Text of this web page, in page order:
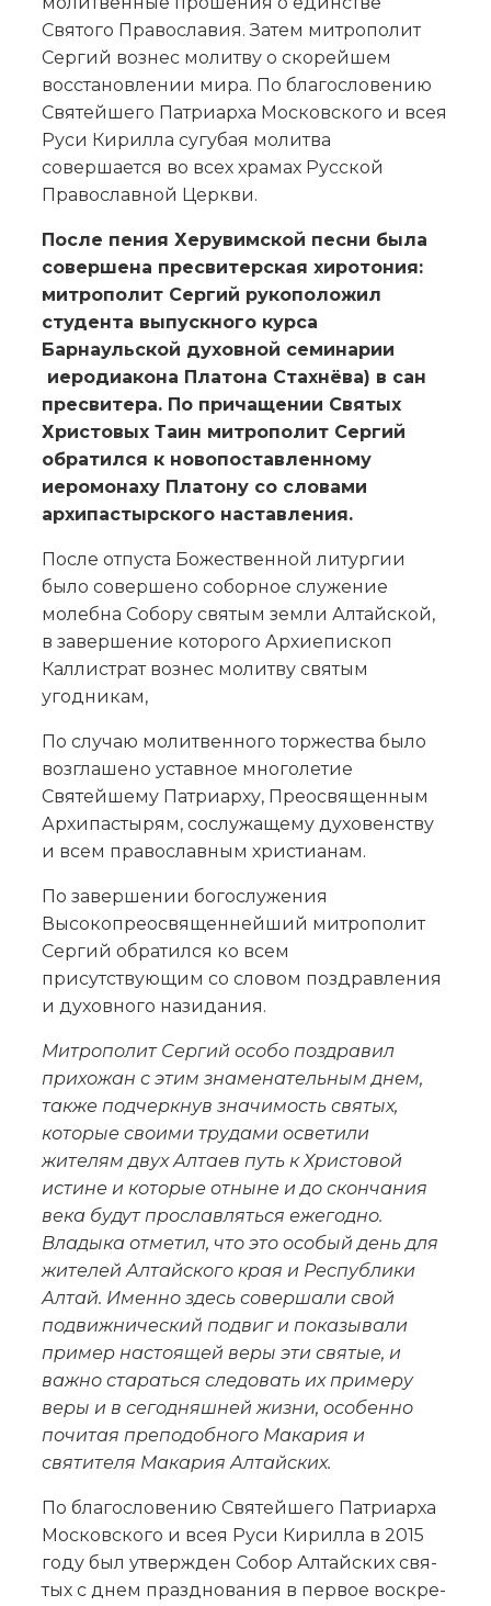
Святого Православия. Затем митрополит
Сергий вознес молитву о скорейшем
восстановлении мира. По благословению
Святейшего Патриарха Московского и всея
Руси Кирилла сугубая молитва
совершается во всех храмах Русской
Православной Церкви.
После пения Херувимской песни была
совершена пресвитерская хиротония:
митрополит Сергий рукоположил
студента выпускного курса
Барнаульской духовной семинарии
иеродиакона Платона Стахнёва) в сан
пресвитера. По причащении Святых
Христовых Таин митрополит Сергий
обратился к новопоставленному
иеромонаху Платону со словами
архипастырского наставления.
После отпуста Божественной литургии
было совершено соборное служение
молебна Собору святым земли Алтайской,
в завершение которого Архиепископ
Каллистрат вознес молитву святым
угодникам,
По случаю молитвенного торжества было
возглашено уставное многолетие
Святейшему Патриарху, Преосвященным
Архипастырям, сослужащему духовенству
и всем православным христианам.
По завершении богослужения
Высокопреосвященнейший митрополит
Сергий обратился ко всем
присутствующим со словом поздравления
и духовного назидания.
Митрополит Сергий особо поздравил
прихожан с этим знаменательным днем,
также подчеркнув значимость святых,
которые своими трудами осветили
жителям двух Алтаев путь к Христовой
истине и которые отныне и до скончания
века будут прославляться ежегодно.
Владыка отметил, что это особый день для
жителей Алтайского края и Республики
Алтай. Именно здесь совершали свой
подвижнический подвиг и показывали
пример настоящей веры эти святые, и
важно стараться следовать их примеру
веры и в сегодняшней жизни, особенно
почитая преподобного Макария и
святителя Макария Алтайских.
По бла­го­сло­ве­нию Свя­тей­ше­го Пат­ри­ар­ха
Мос­ков­ско­го и всея Ру­си Ки­рил­ла в 2015
го­ду был утвер­жден Со­бор Ал­тай­ских свя­
тых с днем празд­но­ва­ния в пер­вое вос­кре­